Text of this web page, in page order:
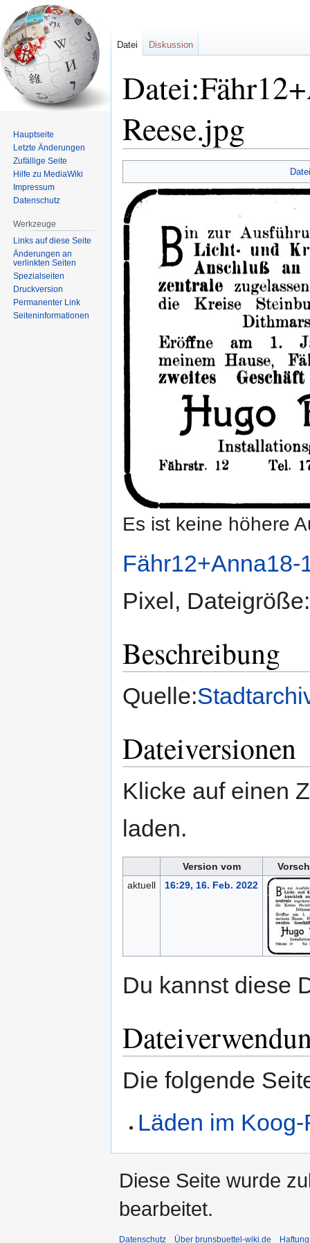
Reese.jpg
Navigation
springen
Suche
springen
Es ist keine höhere
Fähr12+Anna18-
Pixel,
Beschreibung
Quelle:
Dateiversionen
Klicke auf einen
laden.
Version vom
aktuell
16:29, 16. Feb. 2022
Du kannst diese
Die folgende
Läden im
Datei Diskussion
Hauptseite
Letzte Änderungen
Zufällige Seite
Hilfe zu MediaWiki
Impressum
Datenschutz
Werkzeuge
Links auf diese Seite
Änderungen an
verlinkten Seiten
Spezialseiten
Druckversion
Permanenter Link
Seiten­informationen
Diese Seite wurde
bearbeitet.
Datenschutz Über brunsbuettel-wiki.de